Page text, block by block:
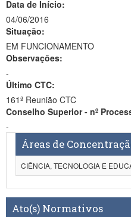
Data de Início:
04/06/2016
Situação:
EM FUNCIONAMENTO
Observações:
-
Último CTC:
161ª Reunião CTC
Conselho Superior - nº
-
Áreas de
CIÊNCIA, TECNOLOGIA E
Ato(s) Normativos